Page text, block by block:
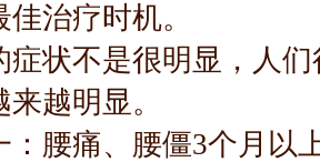
治疗时机。
不是很明显，人们
越明显。
痛、腰僵3个月以